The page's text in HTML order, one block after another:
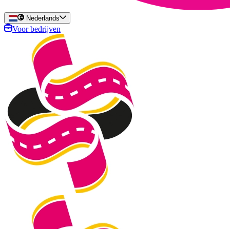
Nederlands
Voor bedrijven